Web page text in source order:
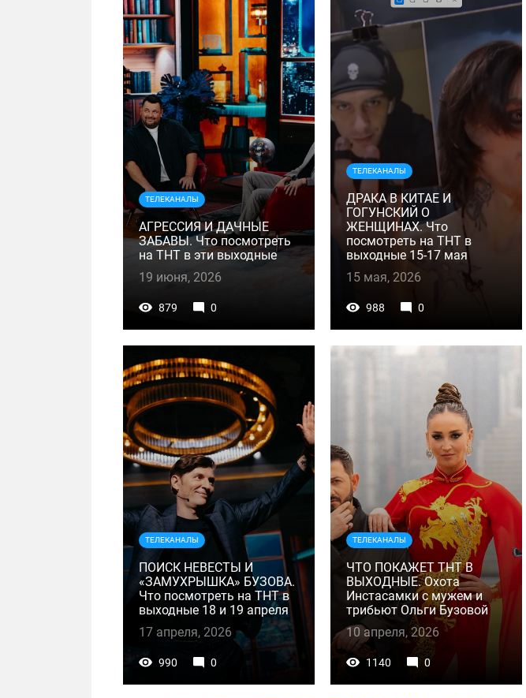
ТЕЛЕКАНАЛЫ
АГРЕССИЯ И ДАЧНЫЕ
ЗАБАВЫ. Что посмотреть
на ТНТ в эти выходные
19 июня, 2026
879 0
ТЕЛЕКАНАЛЫ
ДРАКА В КИТАЕ И
ГОГУНСКИЙ О
ЖЕНЩИНАХ. Что
посмотреть на ТНТ в
выходные 15-17 мая
15 мая, 2026
988 0
ТЕЛЕКАНАЛЫ
ПОИСК НЕВЕСТЫ И
«ЗАМУХРЫШКА» БУЗОВА.
Что посмотреть на ТНТ в
выходные 18 и 19 апреля
17 апреля, 2026
990 0
ТЕЛЕКАНАЛЫ
ЧТО ПОКАЖЕТ ТНТ В
ВЫХОДНЫЕ. Охота
Инстасамки с мужем и
трибьют Ольги Бузовой
10 апреля, 2026
1140 0